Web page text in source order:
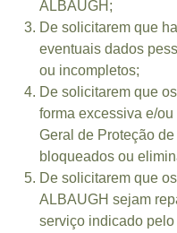
ALBAUGH;
De solicitarem que
eventuais dados
ou incompletos;
De solicitarem que
forma excessiva e/
Geral de Proteção
bloqueados ou
De solicitarem que
ALBAUGH sejam
serviço indicado